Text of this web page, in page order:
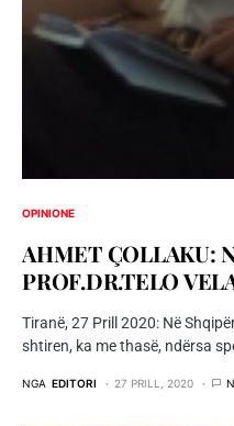
OPINIONE
AHMET ÇOLLAKU:
PROF.DR.TELO
Tiranë, 27 Prill 2020: Në
shtiren, ka me thasë, ndërsa
NGA EDITORI 27 PRILL, 2020